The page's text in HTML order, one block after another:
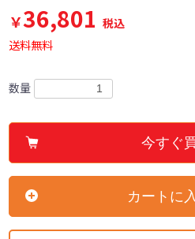
￥36,801 税込
送料無料
数量
今すぐ
カートに